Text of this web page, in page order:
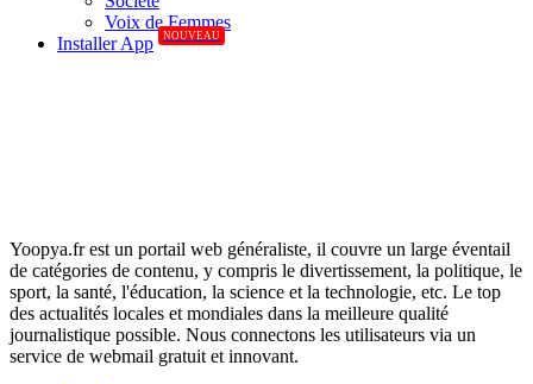
Voix de Femmes
Installer App
NOUVEAU
Yoopya.fr est un portail web généraliste, il couvre un large éventail
de catégories de contenu, y compris le divertissement, la politique, le
sport, la santé, l'éducation, la science et la technologie, etc. Le top
des actualités locales et mondiales dans la meilleure qualité
journalistique possible. Nous connectons les utilisateurs via un
service de webmail gratuit et innovant.